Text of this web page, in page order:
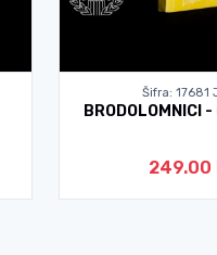
Šifra: 6187
GAJ
249.00